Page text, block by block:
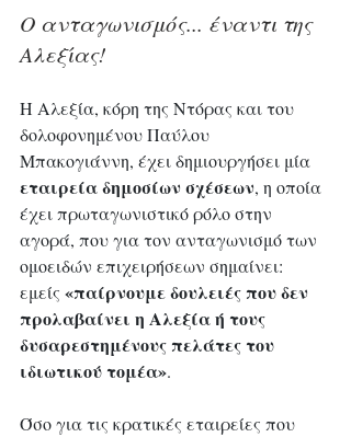
Ο ανταγωνισμός... έναντι της
Αλεξίας!
Η Αλεξία, κόρη της Ντόρας και του
δολοφονημένου Παύλου
Μπακογιάννη, έχει δημιουργήσει μία
εταιρεία δημοσίων σχέσεων, η οποία
έχει πρωταγωνιστικό ρόλο στην
αγορά, που για τον ανταγωνισμό των
ομοειδών επιχειρήσεων σημαίνει:
εμείς «παίρνουμε δουλειές που δεν
προλαβαίνει η Αλεξία ή τους
δυσαρεστημένους πελάτες του
ιδιωτικού τομέα».
Όσο για τις κρατικές εταιρείες που